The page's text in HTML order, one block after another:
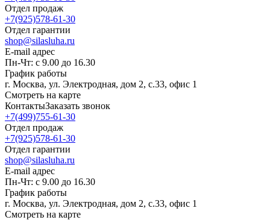
Отдел продаж
+7(925)578-61-30
Отдел гарантии
shop@silasluha.ru
E-mail адрес
Пн-Чт: с 9.00 до 16.30
График работы
г. Москва, ул. Электродная, дом 2, с.33, офис 1
Смотреть на карте
КонтактыЗаказать звонок
+7(499)755-61-30
Отдел продаж
+7(925)578-61-30
Отдел гарантии
shop@silasluha.ru
E-mail адрес
Пн-Чт: с 9.00 до 16.30
График работы
г. Москва, ул. Электродная, дом 2, с.33, офис 1
Смотреть на карте